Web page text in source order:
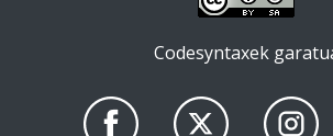
Codesyntaxek